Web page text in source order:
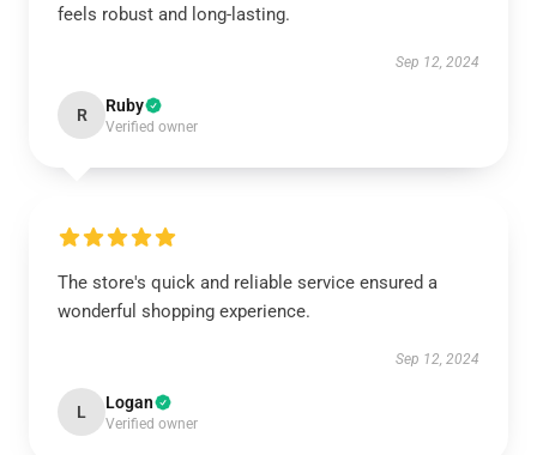
feels robust and long-lasting.
Sep 12, 2024
R Ruby
Verified owner
The store's quick and reliable service ensured a
wonderful shopping experience.
Sep 12, 2024
L Logan
Verified owner